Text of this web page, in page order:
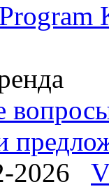
2026